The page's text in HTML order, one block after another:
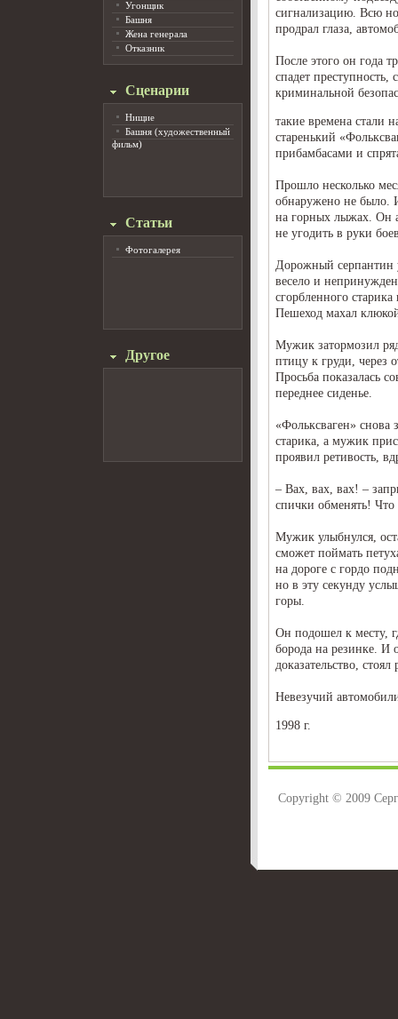
Угонщик
Башня
Жена генерала
Отказник
Сценарии
Нищие
Башня (художественный
фильм)
Статьи
Фотогалерея
Другое
сигнализацию. Всю
продрал глаза,
После этого он года
спадет преступность,
криминальной
такие времена стали
старенький
прибамбасами и
Прошло несколько
обнаружено не было.
на горных лыжах. Он
не угодить в руки
Дорожный серпантин
весело и
сгорбленного
Пешеход махал
Мужик затормозил
птицу к груди, через
Просьба показалась
переднее сиденье.
«Фольксваген»
старика, а мужик
проявил ретивость,
– Вах, вах, вах! –
спички обменять! Что
Мужик улыбнулся,
сможет поймать
на дороге с гордо
но в эту секунду
горы.
Он подошел к месту,
борода на резинке. И
доказательство,
Невезучий
1998 г.
Copyright © 2009